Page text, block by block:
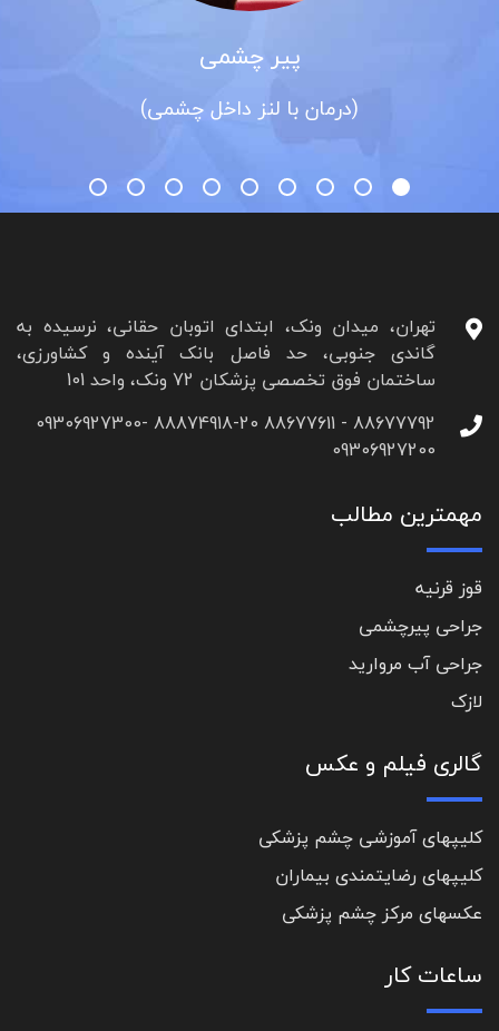
پیر چشمی
(درمان با لنز داخل چشمی)
تهران، میدان ونک، ابتدای اتوبان حقانی، نرسیده به
گاندی جنوبی، حد فاصل بانک آینده و کشاورزی،
ساختمان فوق تخصصی پزشکان 72 ونک، واحد 101
88677792 - 88677611 88874918-20 09306927300-
09306927200
مهمترین مطالب
قوز قرنیه
جراحی پیرچشمی
جراحی آب مروارید
لازک
گالری فیلم و عکس
کلیپهای آموزشی چشم پزشکی
کلیپهای رضایتمندی بیماران
عکسهای مرکز چشم پزشکی
ساعات کار